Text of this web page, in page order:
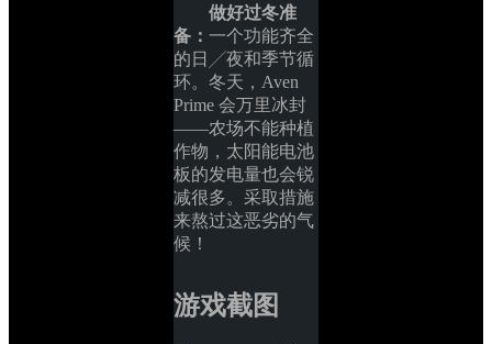
做好过冬准
备： 一个功能齐全
的日╱夜和季节循
环。冬天，Aven
Prime 会万里冰封
——农场不能种植
作物，太阳能电池
板的发电量也会锐
减很多。采取措施
来熬过这恶劣的气
候！
游戏截图